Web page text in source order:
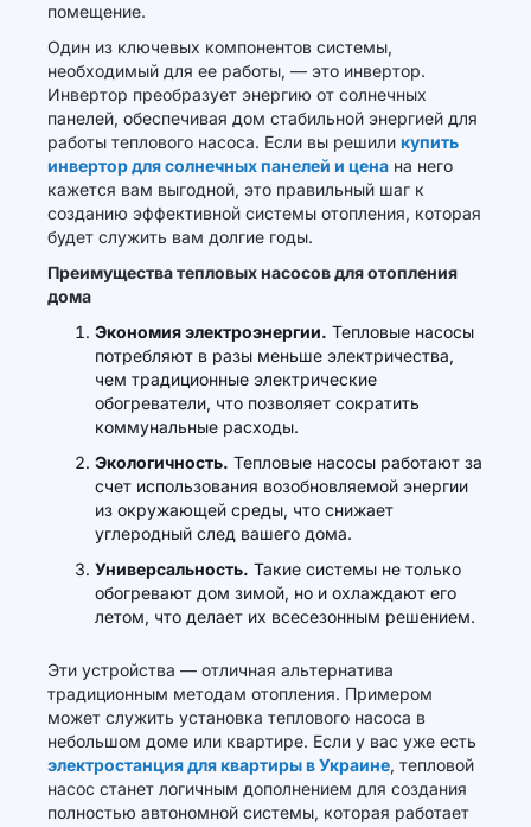
помещение.
Один из ключевых компонентов системы,
необходимый для ее работы, — это инвертор.
Инвертор преобразует энергию от солнечных
панелей, обеспечивая дом стабильной энергией для
работы теплового насоса. Если вы решили купить
инвертор для солнечных панелей и цена на него
кажется вам выгодной, это правильный шаг к
созданию эффективной системы отопления, которая
будет служить вам долгие годы.
Преимущества тепловых насосов для отопления
дома
Экономия электроэнергии. Тепловые насосы
потребляют в разы меньше электричества,
чем традиционные электрические
обогреватели, что позволяет сократить
коммунальные расходы.
Экологичность. Тепловые насосы работают за
счет использования возобновляемой энергии
из окружающей среды, что снижает
углеродный след вашего дома.
Универсальность. Такие системы не только
обогревают дом зимой, но и охлаждают его
летом, что делает их всесезонным решением.
Эти устройства — отличная альтернатива
традиционным методам отопления. Примером
может служить установка теплового насоса в
небольшом доме или квартире. Если у вас уже есть
электростанция для квартиры в Украине, тепловой
насос станет логичным дополнением для создания
полностью автономной системы, которая работает